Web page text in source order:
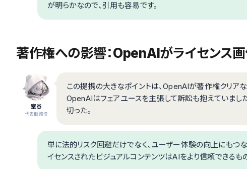
が明らかなので、引用も容易です。
著作権への影響：OpenAIがライセンス
室谷
代表取締役
この提携の大きなポイントは、OpenAIが著作権クリア
OpenAIはフェアユースを主張して訴訟も抱えていまし
切った。
単に法的リスク回避だけでなく、ユーザー体験の向上にもつ
イセンスされたビジュアルコンテンツはAIをより信頼できるもの